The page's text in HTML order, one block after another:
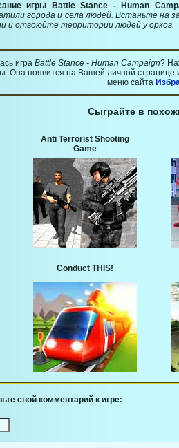
игры Battle Stance - Human
города и села людей. Встаньте на
и отвоюйте территории людей у орков.
игра Battle Stance - Human Campaign?
Она появится на Вашей личной странице
меню сайта
Сыграйте в
Anti Terrorist Shooting
Game
Conduct THIS!
свой комментарий к игре: